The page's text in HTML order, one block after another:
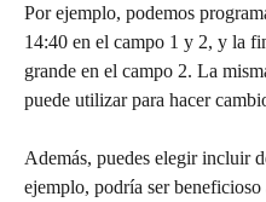
Por ejemplo, podemos
14:40 en el campo 1 y 2, y la
grande en el campo 2. La
puede utilizar para hacer
Además, puedes elegir incluir
ejemplo, podría ser